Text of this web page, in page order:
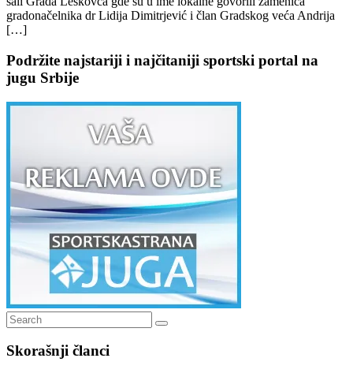
gradonačelnika dr Lidija Dimitrjević i član Gradskog veća Andrija
[…]
Podržite najstariji i najčitaniji sportski portal na
jugu Srbije
Search
for:
Search
Skorašnji članci